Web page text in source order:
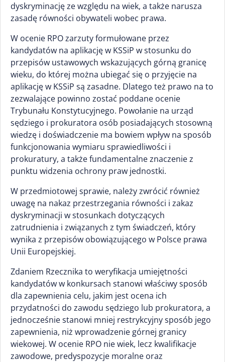
dyskryminację ze względu na wiek, a także narusza
zasadę równości obywateli wobec prawa.
W ocenie RPO zarzuty formułowane przez
kandydatów na aplikację w KSSiP w stosunku do
przepisów ustawowych wskazujących górną granicę
wieku, do której można ubiegać się o przyjęcie na
aplikację w KSSiP są zasadne. Dlatego też prawo na to
zezwalające powinno zostać poddane ocenie
Trybunału Konstytucyjnego. Powołanie na urząd
sędziego i prokuratora osób posiadających stosowną
wiedzę i doświadczenie ma bowiem wpływ na sposób
funkcjonowania wymiaru sprawiedliwości i
prokuratury, a także fundamentalne znaczenie z
punktu widzenia ochrony praw jednostki.
W przedmiotowej sprawie, należy zwrócić również
uwagę na nakaz przestrzegania równości i zakaz
dyskryminacji w stosunkach dotyczących
zatrudnienia i związanych z tym świadczeń, który
wynika z przepisów obowiązującego w Polsce prawa
Unii Europejskiej.
Zdaniem Rzecznika to weryfikacja umiejętności
kandydatów w konkursach stanowi właściwy sposób
dla zapewnienia celu, jakim jest ocena ich
przydatności do zawodu sędziego lub prokuratora, a
jednocześnie stanowi mniej restrykcyjny sposób jego
zapewnienia, niż wprowadzenie górnej granicy
wiekowej. W ocenie RPO nie wiek, lecz kwalifikacje
zawodowe, predyspozycje moralne oraz